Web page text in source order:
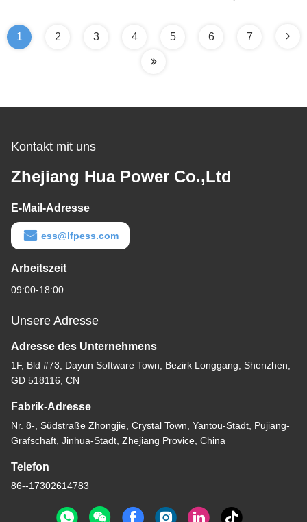
1 2 3 4 5 6 7
Kontakt mit uns
Zhejiang Hua Power Co.,Ltd
E-Mail-Adresse
ess@lfpess.com
Arbeitszeit
09:00-18:00
Unsere Adresse
Adresse des Unternehmens
1F, Bld #73, Dayun Software Town, Bezirk Longgang, Shenzhen,
GD 518116, CN
Fabrik-Adresse
Nr. 8-, Südstraße Zhongjie, Crystal Town, Yantou-Stadt, Pujiang-
Grafschaft, Jinhua-Stadt, Zhejiang Provice, China
Telefon
86--17302614783